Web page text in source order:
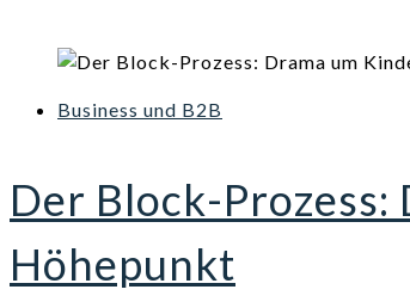
Business und B2B
Der Block-
Höhepunkt